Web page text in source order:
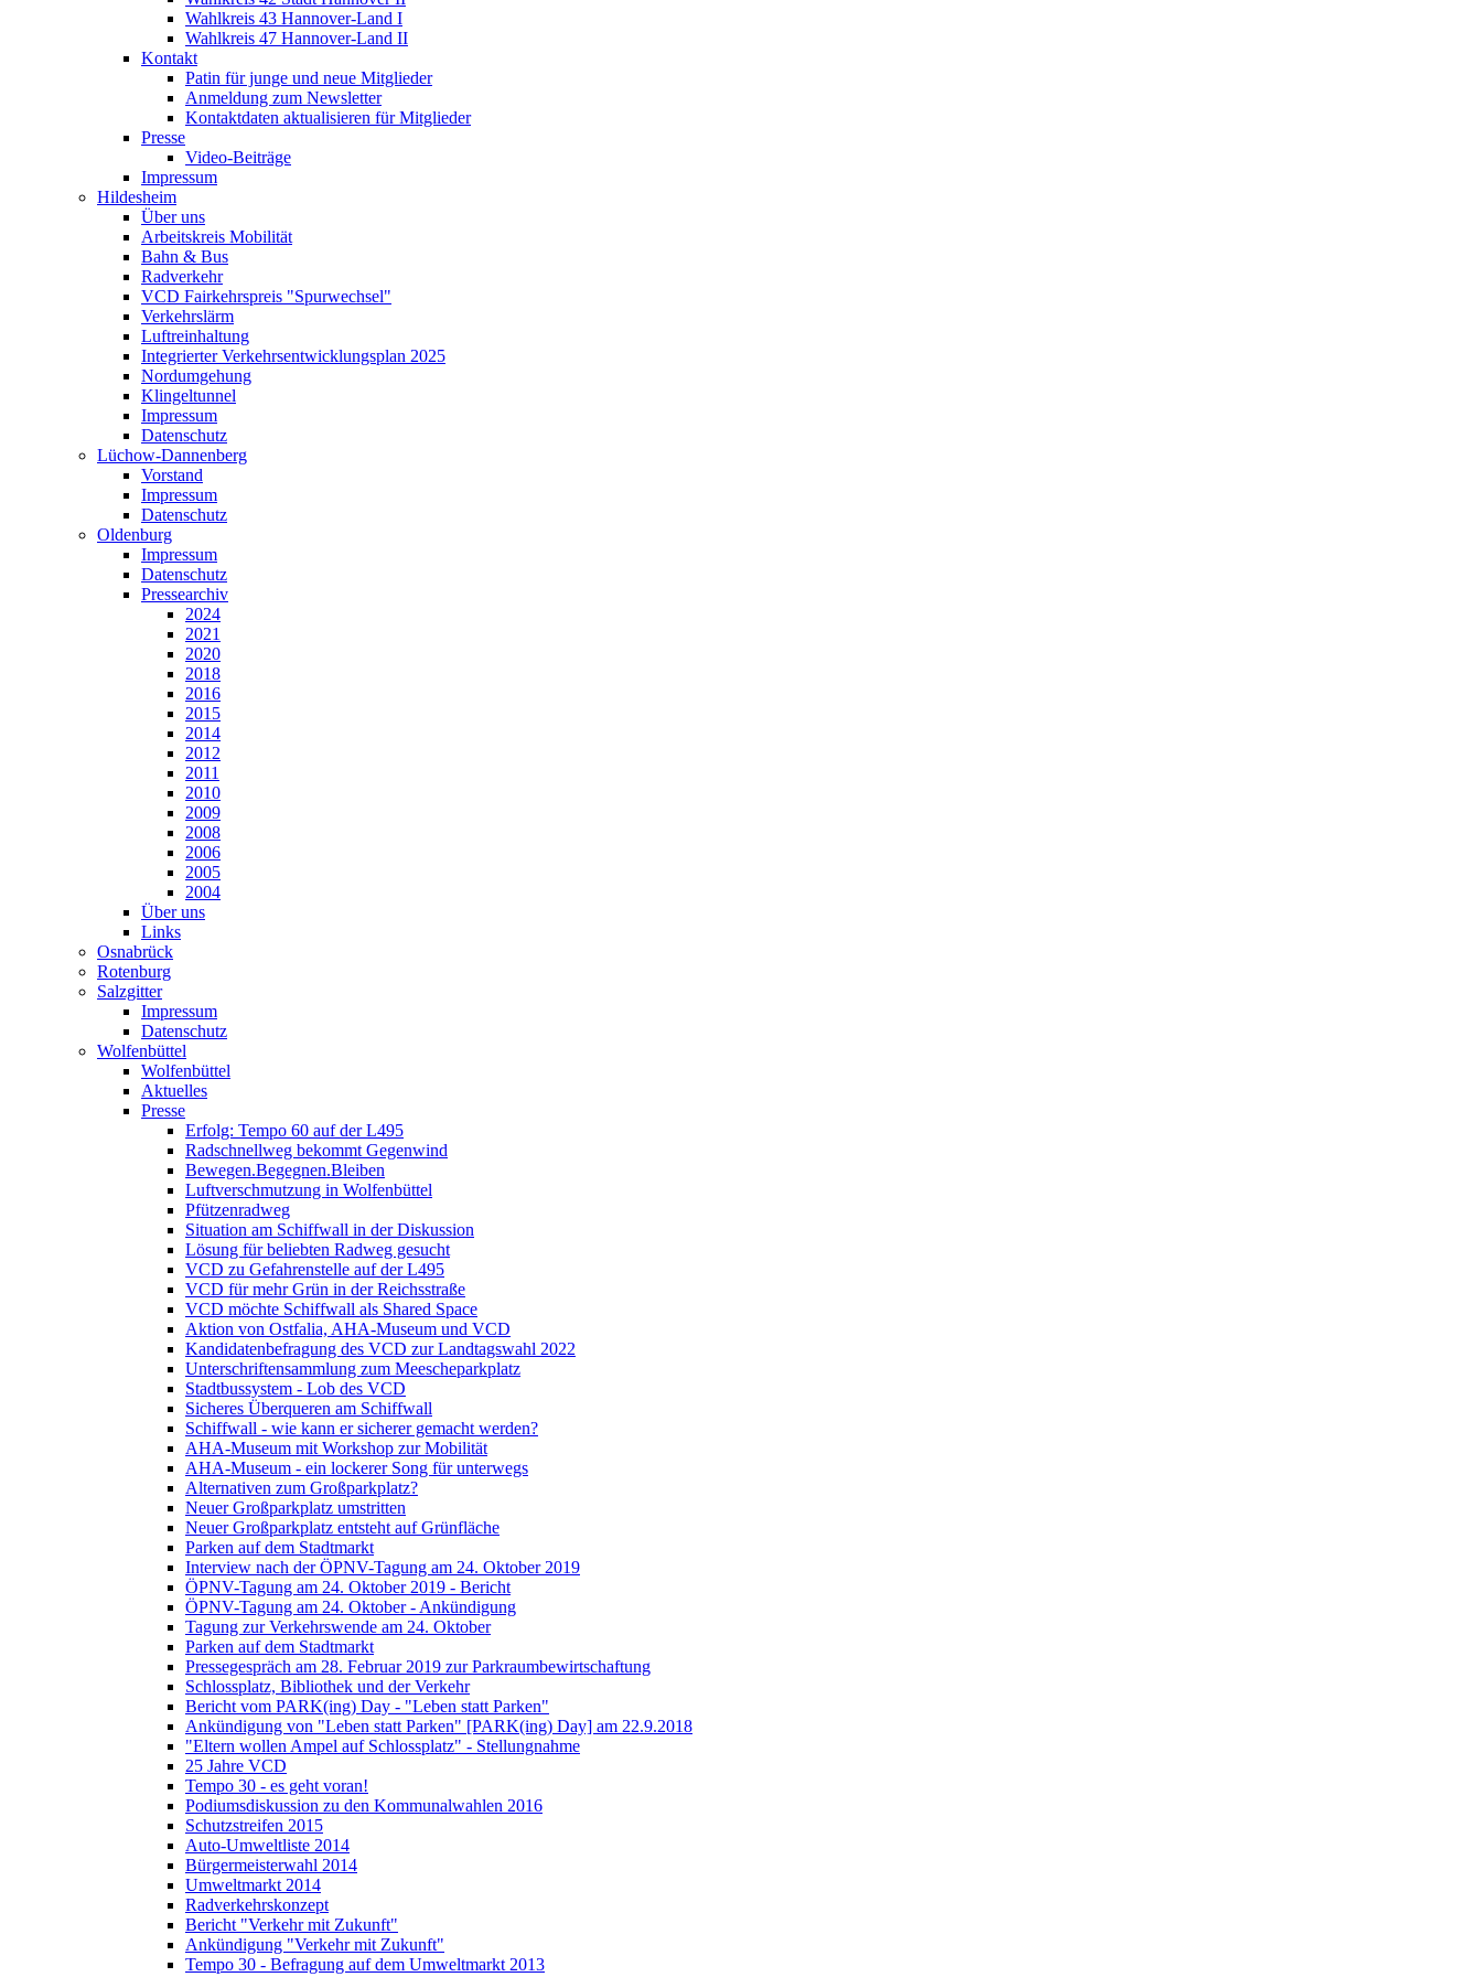
Wahlkreis 43 Hannover-Land I
Wahlkreis 47 Hannover-Land II
Kontakt
Patin für junge und neue Mitglieder
Anmeldung zum Newsletter
Kontaktdaten aktualisieren für Mitglieder
Presse
Video-Beiträge
Impressum
Hildesheim
Über uns
Arbeitskreis Mobilität
Bahn & Bus
Radverkehr
VCD Fairkehrspreis "Spurwechsel"
Verkehrslärm
Luftreinhaltung
Integrierter Verkehrsentwicklungsplan 2025
Nordumgehung
Klingeltunnel
Impressum
Datenschutz
Lüchow-Dannenberg
Vorstand
Impressum
Datenschutz
Oldenburg
Impressum
Datenschutz
Pressearchiv
2024
2021
2020
2018
2016
2015
2014
2012
2011
2010
2009
2008
2006
2005
2004
Über uns
Links
Osnabrück
Rotenburg
Salzgitter
Impressum
Datenschutz
Wolfenbüttel
Wolfenbüttel
Aktuelles
Presse
Erfolg: Tempo 60 auf der L495
Radschnellweg bekommt Gegenwind
Bewegen.Begegnen.Bleiben
Luftverschmutzung in Wolfenbüttel
Pfützenradweg
Situation am Schiffwall in der Diskussion
Lösung für beliebten Radweg gesucht
VCD zu Gefahrenstelle auf der L495
VCD für mehr Grün in der Reichsstraße
VCD möchte Schiffwall als Shared Space
Aktion von Ostfalia, AHA-Museum und VCD
Kandidatenbefragung des VCD zur Landtagswahl 2022
Unterschriftensammlung zum Meescheparkplatz
Stadtbussystem - Lob des VCD
Sicheres Überqueren am Schiffwall
Schiffwall - wie kann er sicherer gemacht werden?
AHA-Museum mit Workshop zur Mobilität
AHA-Museum - ein lockerer Song für unterwegs
Alternativen zum Großparkplatz?
Neuer Großparkplatz umstritten
Neuer Großparkplatz entsteht auf Grünfläche
Parken auf dem Stadtmarkt
Interview nach der ÖPNV-Tagung am 24. Oktober 2019
ÖPNV-Tagung am 24. Oktober 2019 - Bericht
ÖPNV-Tagung am 24. Oktober - Ankündigung
Tagung zur Verkehrswende am 24. Oktober
Parken auf dem Stadtmarkt
Pressegespräch am 28. Februar 2019 zur Parkraumbewirtschaftung
Schlossplatz, Bibliothek und der Verkehr
Bericht vom PARK(ing) Day - "Leben statt Parken"
Ankündigung von "Leben statt Parken" [PARK(ing) Day] am 22.9.2018
"Eltern wollen Ampel auf Schlossplatz" - Stellungnahme
25 Jahre VCD
Tempo 30 - es geht voran!
Podiumsdiskussion zu den Kommunalwahlen 2016
Schutzstreifen 2015
Auto-Umweltliste 2014
Bürgermeisterwahl 2014
Umweltmarkt 2014
Radverkehrskonzept
Bericht "Verkehr mit Zukunft"
Ankündigung "Verkehr mit Zukunft"
Tempo 30 - Befragung auf dem Umweltmarkt 2013